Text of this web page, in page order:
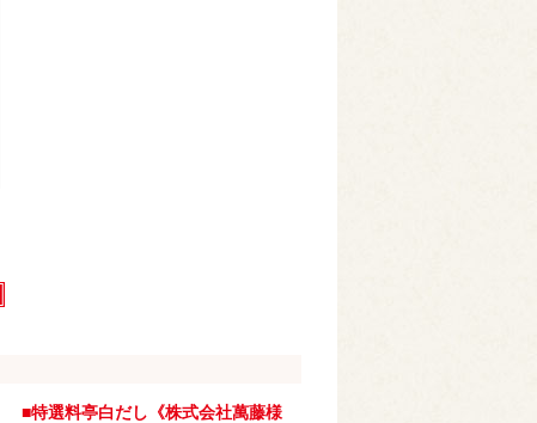
■特選料亭白だし《株式会社萬藤様